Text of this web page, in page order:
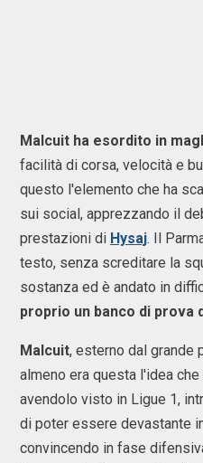
Malcuit ha esordito in
facilità di corsa, velocità e
questo l'elemento che ha
sui social, apprezzando il
prestazioni di Hysaj. Il
testo, senza screditare la
sostanza ed è andato in
proprio un banco di prova
Malcuit, esterno dal grande
almeno era questa l'idea
avendolo visto in Ligue 1,
di poter essere devastante
convincendo in fase